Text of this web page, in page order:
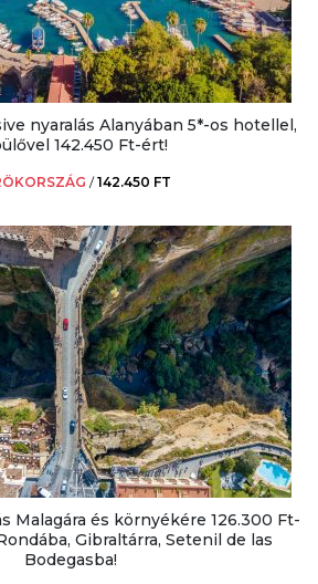
nyaralás Alanyában 5*-os hotellel,
142.450 Ft-ért!
/142.450 FT
Malagára és környékére 126.300 Ft-
Gibraltárra, Setenil de las
Bodegasba!